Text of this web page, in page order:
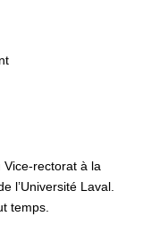
Vice-rectorat à la
l’Université Laval.
temps.